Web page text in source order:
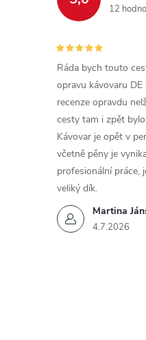
12
Martina
4.7.2026
Ráda bych touto
opravu kávovaru
recenze opravdu
cesty tam i zpět
Kávovar je opět v
včetně pěny je
profesionální práce,
veliký dík.